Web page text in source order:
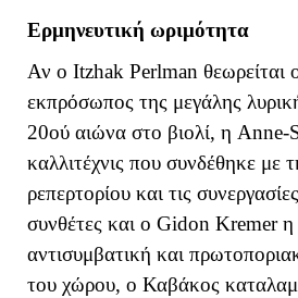
Ερμηνευτική ωριμότητα
Αν ο Itzhak Perlman θεωρείται
εκπρόσωπος της μεγάλης
20ού αιώνα στο βιολί, η
καλλιτέχνις που συνδέθηκε με
ρεπερτορίου και τις
συνθέτες και ο Gidon Kremer η
αντισυμβατική και
του χώρου, ο Καβάκος